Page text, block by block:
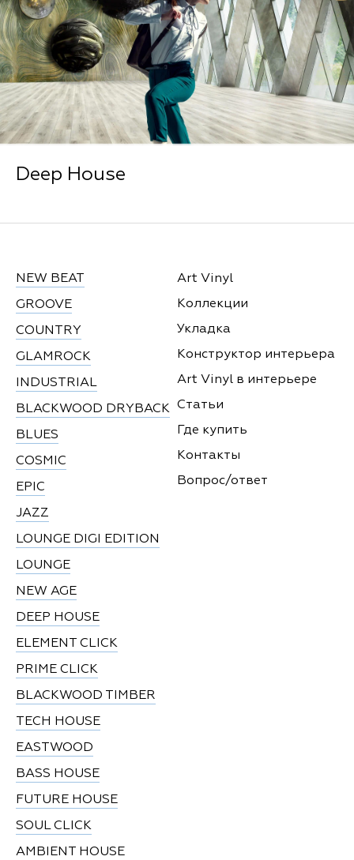
Deep House
NEW BEAT
GROOVE
COUNTRY
GLAMROCK
INDUSTRIAL
BLACKWOOD DRYBACK
BLUES
COSMIC
EPIC
JAZZ
LOUNGE DIGI EDITION
LOUNGE
NEW AGE
DEEP HOUSE
ELEMENT CLICK
PRIME CLICK
BLACKWOOD TIMBER
TECH HOUSE
EASTWOOD
BASS HOUSE
FUTURE HOUSE
SOUL CLICK
AMBIENT HOUSE
Art Vinyl
Коллекции
Укладка
Конструктор интерьера
Art Vinyl в интерьере
Статьи
Где купить
Контакты
Вопрос/ответ